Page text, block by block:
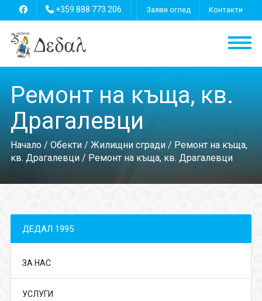
+359 888 773 206 Заяви оглед Контакти
Ремонт на къща, кв.
Драгалевци
Начало/ Обекти/ Жилищни сгради/ Ремонт на къща,
кв. Драгалевци/ Ремонт на къща, кв. Драгалевци
ДЕДАЛ 1995
ЗА НАС
УСЛУГИ